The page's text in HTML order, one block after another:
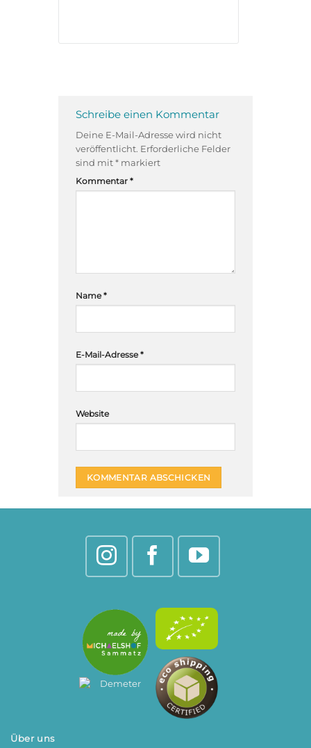
Schreibe einen Kommentar
Deine E-Mail-Adresse wird nicht
veröffentlicht. Erforderliche Felder
sind mit * markiert
Kommentar *
Name*
E-Mail-Adresse*
Website
Über uns